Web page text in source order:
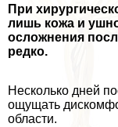
При
лишь кожа и
осложнения
редко.
Несколько дней
ощущать
области.